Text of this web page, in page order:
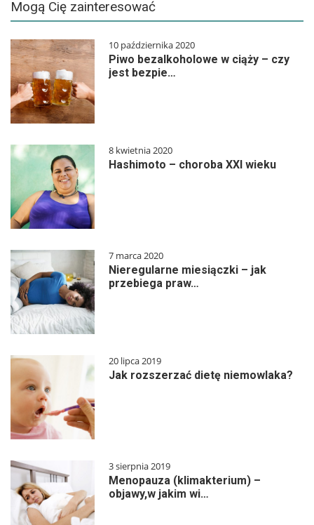
Mogą Cię zainteresować
10 października 2020
Piwo bezalkoholowe w ciąży – czy
jest bezpie…
8 kwietnia 2020
Hashimoto – choroba XXI wieku
7 marca 2020
Nieregularne miesiączki – jak
przebiega praw…
20 lipca 2019
Jak rozszerzać dietę niemowlaka?
3 sierpnia 2019
Menopauza (klimakterium) –
objawy,w jakim wi…